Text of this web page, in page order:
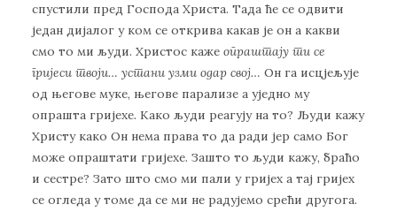
спустили пред Господа Христа. Тада ће се одвити
један дијалог у ком се открива какав је он а какви
смо то ми људи. Христос каже опраштају ти се
гријеси твоји… устани узми одар свој… Он га исцјељује
од његове муке, његове парализе а уједно му
опрашта гријехе. Како људи реагују на то? Људи кажу
Христу како Он нема права то да ради јер само Бог
може опраштати гријехе. Зашто то људи кажу, браћо
и сестре? Зато што смо ми пали у гријех а тај гријех
се огледа у томе да се ми не радујемо срећи другога.